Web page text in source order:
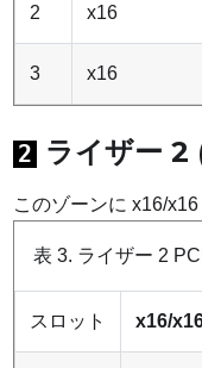
2 x16
3 x16
2 ライザー 2
このゾーンに x16/
表 3. ライザー 2
スロット x16/